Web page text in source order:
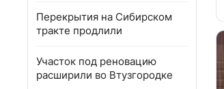
Перекрытия на Сибирском
тракте продлили
Участок под реновацию
расширили во Втузгородке